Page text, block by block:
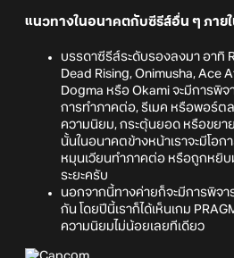
แนวทางในอนาคตกับซีรีส์อื่น ๆ ภาย
บรรดาซีรีส์ระดับรองลงมา อาทิ
Dead Rising, Onimusha, Ace
Dogma หรือ Okami จะมีการพิ
การทำภาคต่อ, รีเมค หรือพอร์
ความนิยม, กระตุ้นยอด หรือขยา
นั้นในอนาคตข้างหน้าเราจะมีโอ
หมุนเวียนทำภาคต่อ หรือถูกหยิบ
ระยะครับ
นอกจากนี้ทางค่ายก็จะมีการพิจา
กัน โดยปีนี้เราก็ได้เห็นเกม
ความนิยมไม่น้อยเลยทีเดียว